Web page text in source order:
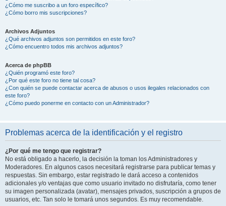
¿Cómo me suscribo a un foro específico?
¿Cómo borro mis suscripciones?
Archivos Adjuntos
¿Qué archivos adjuntos son permitidos en este foro?
¿Cómo encuentro todos mis archivos adjuntos?
Acerca de phpBB
¿Quién programó este foro?
¿Por qué este foro no tiene tal cosa?
¿Con quién se puede contactar acerca de abusos o usos ilegales relacionados con
este foro?
¿Cómo puedo ponerme en contacto con un Administrador?
Problemas acerca de la identificación y el registro
¿Por qué me tengo que registrar?
No está obligado a hacerlo, la decisión la toman los Administradores y
Moderadores. En algunos casos necesitará registrarse para publicar temas y
respuestas. Sin embargo, estar registrado le dará acceso a contenidos
adicionales y/o ventajas que como usuario invitado no disfrutaría, como tener
su imagen personalizada (avatar), mensajes privados, suscripción a grupos de
usuarios, etc. Tan solo le tomará unos segundos. Es muy recomendable.